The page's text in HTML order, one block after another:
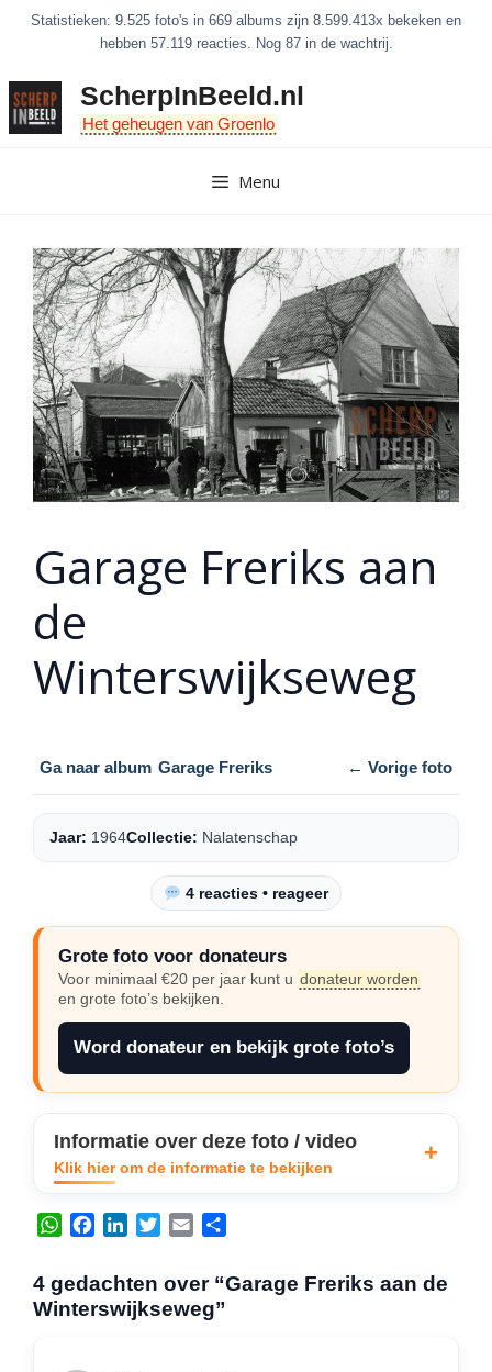
inhoud
Statistieken: 9.525 foto's in 669 albums zijn 8.599.413x bekeken en
hebben 57.119 reacties. Nog 87 in de wachtrij.
ScherpInBeeld.nl
Het geheugen van Groenlo
Menu
Garage Freriks aan
de
Winterswijkseweg
Ga naar album Garage Freriks ← Vorige foto
Jaar: 1964Collectie: Nalatenschap
4 reacties • reageer
Grote foto voor donateurs
Voor minimaal €20 per jaar kunt u donateur worden
en grote foto’s bekijken.
Word donateur en bekijk grote foto’s
Informatie over deze foto / video
Klik hier om de informatie te bekijken
W
t
s
e
b
k
e
t
i
l
l
e
4 gedachten over “Garage Freriks aan de
Winterswijkseweg”